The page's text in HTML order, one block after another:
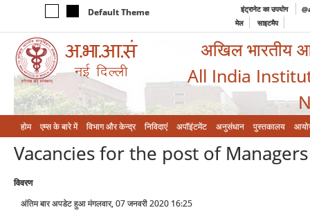
Default Theme इंट्रानेट का उपयोग
मेल
साइटमैप
अखिल भारतीय
All India
होम एम्‍स के बारे में विभाग और केन्‍द्र निविदाएं अपॉइंटमेंट अनुसंधान पुस्तकालय
Vacancies for the post of
विवरण
अंतिम बार अपडेट हुआ मंगलवार, 07 जनवरी 2020 16:25